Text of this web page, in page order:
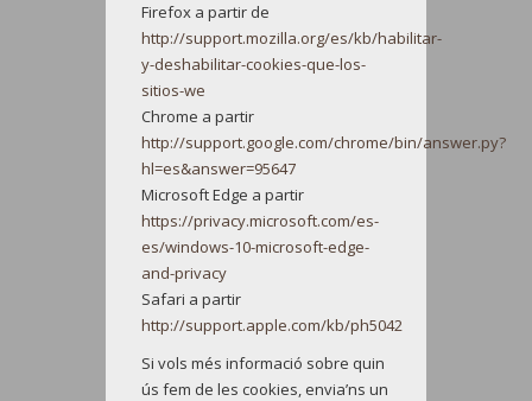
Firefox a partir de
http://support.mozilla.org/es/kb/habilitar-
y-deshabilitar-cookies-que-los-
sitios-we
Chrome a partir
http://support.google.com/chrome/bin/answer.py?
hl=es&answer=95647
Microsoft Edge a partir
https://privacy.microsoft.com/es-
es/windows-10-microsoft-edge-
and-privacy
Safari a partir
http://support.apple.com/kb/ph5042
Si vols més informació sobre quin
ús fem de les cookies, envia’ns un